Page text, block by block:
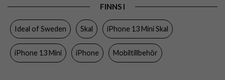
Trådlös laddning-kompatibel
Färg Flerfärgad
Hårdplast (PC)
Varumärke Ideal of Sweden
FINNS I
Ideal of Sweden Skal iPhone 13 Mini Skal
iPhone 13 Mini iPhone Mobiltillbehör